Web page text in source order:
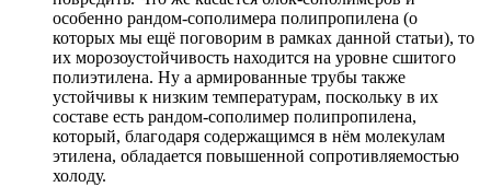
особенно рандом-сополимера полипропилена (о
которых мы ещё поговорим в рамках данной статьи), то
их морозоустойчивость находится на уровне сшитого
полиэтилена. Ну а армированные трубы также
устойчивы к низким температурам, поскольку в их
составе есть рандом-сополимер полипропилена,
который, благодаря содержащимся в нём молекулам
этилена, обладается повышенной сопротивляемостью
холоду.